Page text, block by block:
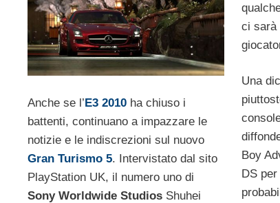
ci sarà
Una
Boy
DS
Anche se l’E3 2010 ha chiuso i
battenti, continuano a impazzare le
notizie e le indiscrezioni sul nuovo
Gran Turismo 5. Intervistato dal sito
PlayStation UK, il numero uno di
Sony Worldwide Studios Shuhei